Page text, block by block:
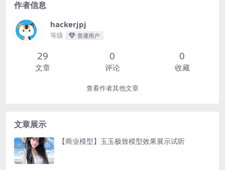
作者信息
hackerjpj
等级 普通用户
29
文章
0
评论
0
收藏
查看作者其他文章
文章展示
【商业模型】玉玉极致模型效果展示试听